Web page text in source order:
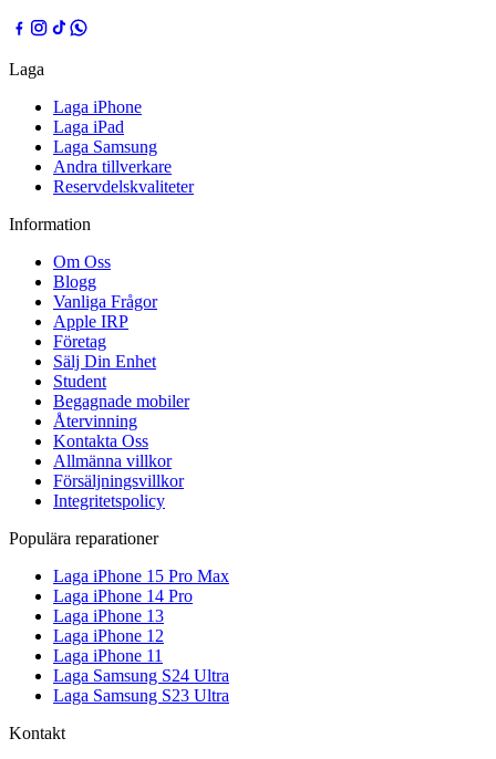
Laga
Laga iPhone
Laga iPad
Laga Samsung
Andra tillverkare
Reservdelskvaliteter
Information
Om Oss
Blogg
Vanliga Frågor
Apple IRP
Företag
Sälj Din Enhet
Student
Begagnade mobiler
Återvinning
Kontakta Oss
Allmänna villkor
Försäljningsvillkor
Integritetspolicy
Populära reparationer
Laga iPhone 15 Pro Max
Laga iPhone 14 Pro
Laga iPhone 13
Laga iPhone 12
Laga iPhone 11
Laga Samsung S24 Ultra
Laga Samsung S23 Ultra
Kontakt